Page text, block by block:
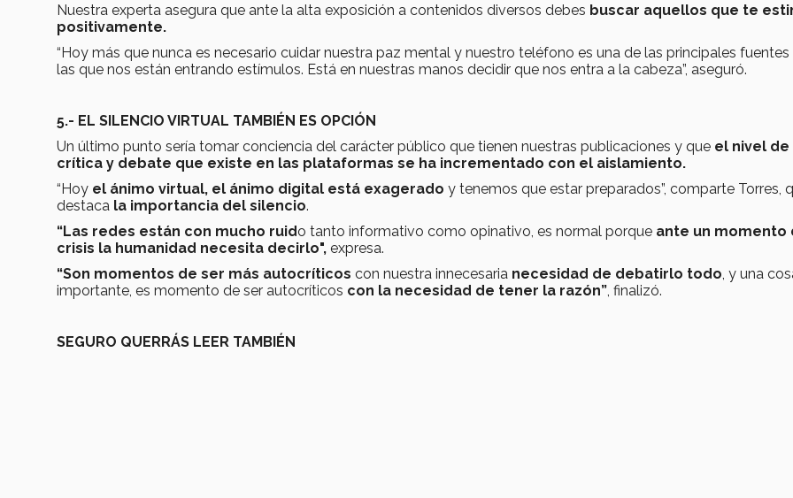
Nuestra experta asegura que ante la alta exposición a contenidos diversos debes buscar aquellos que te
positivamente.
“Hoy más que nunca es necesario cuidar nuestra paz mental y nuestro teléfono es una de las principales
las que nos están entrando estímulos. Está en nuestras manos decidir que nos entra a la cabeza”, aseguró.
5.- EL SILENCIO VIRTUAL TAMBIÉN ES OPCIÓN
Un último punto sería tomar conciencia del carácter público que tienen nuestras publicaciones y que el nivel de
crítica y debate que existe en las plataformas se ha incrementado con el aislamiento.
“Hoy el ánimo virtual, el ánimo digital está exagerado y tenemos que estar preparados”, comparte Torres,
destaca la importancia del silencio.
“Las redes están con mucho ruido tanto informativo como opinativo, es normal porque ante un momento
crisis la humanidad necesita decirlo", expresa.
“Son momentos de ser más autocríticos con nuestra innecesaria necesidad de debatirlo todo, y una
importante, es momento de ser autocríticos con la necesidad de tener la razón”, finalizó.
SEGURO QUERRÁS LEER TAMBIÉN